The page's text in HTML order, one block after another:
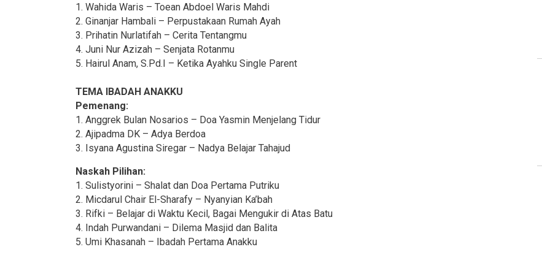
1. Wahida Waris – Toean Abdoel Waris Mahdi
2. Ginanjar Hambali – Perpustakaan Rumah Ayah
3. Prihatin Nurlatifah – Cerita Tentangmu
4. Juni Nur Azizah – Senjata Rotanmu
5. Hairul Anam, S.Pd.I – Ketika Ayahku Single Parent
TEMA IBADAH ANAKKU
Pemenang:
1. Anggrek Bulan Nosarios – Doa Yasmin Menjelang Tidur
2. Ajipadma DK – Adya Berdoa
3. Isyana Agustina Siregar – Nadya Belajar Tahajud
Naskah Pilihan:
1. Sulistyorini – Shalat dan Doa Pertama Putriku
2. Micdarul Chair El-Sharafy – Nyanyian Ka’bah
3. Rifki – Belajar di Waktu Kecil, Bagai Mengukir di Atas Batu
4. Indah Purwandani – Dilema Masjid dan Balita
5. Umi Khasanah – Ibadah Pertama Anakku